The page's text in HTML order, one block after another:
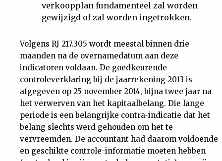
verkoopplan fundamenteel zal worden
gewijzigd of zal worden ingetrokken.
Volgens RJ 217.305 wordt meestal binnen drie
maanden na de overnamedatum aan deze
indicatoren voldaan. De goedkeurende
controleverklaring bij de jaarrekening 2013 is
afgegeven op 25 november 2014, bijna twee jaar na
het verwerven van het kapitaalbelang. Die lange
periode is een belangrijke contra-indicatie dat het
belang slechts werd gehouden om het te
vervreemden. De accountant had daarom voldoende
en geschikte controle-informatie moeten hebben